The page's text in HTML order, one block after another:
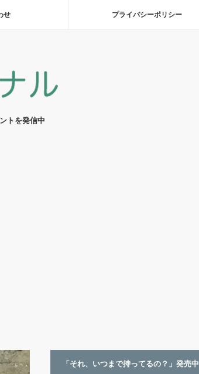
せ プライバシーポリシー
トを発信中
「それ、いつまで持ってるの？」発売中